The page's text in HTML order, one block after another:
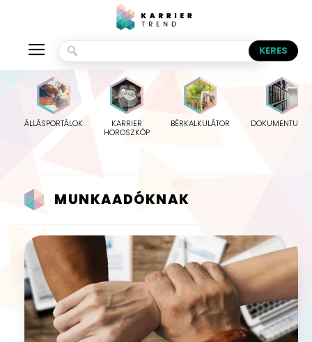
ÁLLÁSPORTÁLOK
KARRIER
HOROSZKÓP
BÉRKALKULÁTOR
MUNKAADÓKNAK